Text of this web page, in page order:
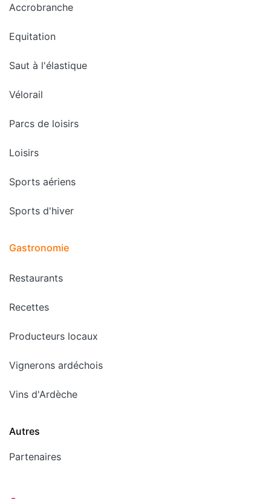
Accrobranche
Equitation
Saut à l'élastique
Vélorail
Parcs de loisirs
Loisirs
Sports aériens
Sports d'hiver
Gastronomie
Restaurants
Recettes
Producteurs locaux
Vignerons ardéchois
Vins d'Ardèche
Autres
Partenaires